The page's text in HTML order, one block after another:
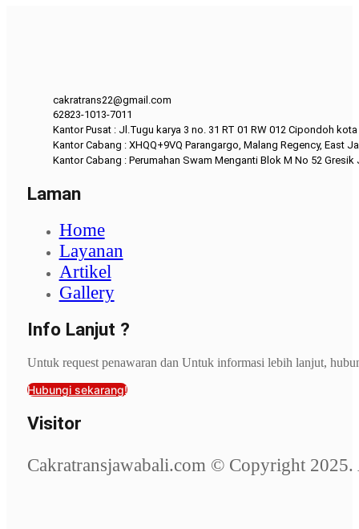
cakratrans22@gmail.com
62823-1013-7011
Kantor Pusat : Jl.Tugu karya 3 no. 31 RT 01 RW 012 Cipondoh
Kantor Cabang : XHQQ+9VQ Parangargo, Malang Regency, East
Kantor Cabang : Perumahan Swam Menganti Blok M No 52 Gresik
Laman
Home
Layanan
Artikel
Gallery
Info Lanjut ?
Untuk request penawaran dan Untuk informasi lebih lanjut,
Hubungi sekarang!
Visitor
Cakratransjawabali.com © Copyright 2025.